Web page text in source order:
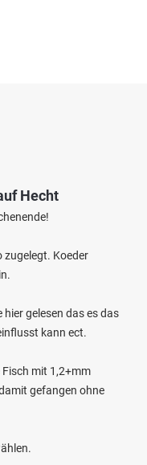
Hecht
zugelegt. Koeder
gelesen das es das
kann ect.
mit 1,2+mm
gefangen ohne